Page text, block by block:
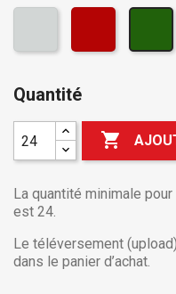
Quantité

La quantité minimale
est 24.
Le téléversement
dans le panier d’achat.